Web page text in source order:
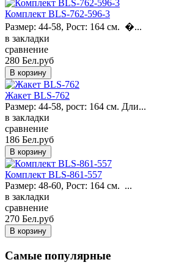
Комплект BLS-762-596-3
Размер: 44-58, Рост: 164 см. �...
в закладки
сравнение
280 Бел.руб
Жакет BLS-762
Размер: 44-58, рост: 164 см. Дли...
в закладки
сравнение
186 Бел.руб
Комплект BLS-861-557
Размер: 48-60, Рост: 164 см. ...
в закладки
сравнение
270 Бел.руб
Самые популярные